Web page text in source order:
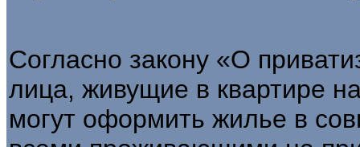
Согласно закону «О
лица, живущие в квартире
могут оформить жилье в